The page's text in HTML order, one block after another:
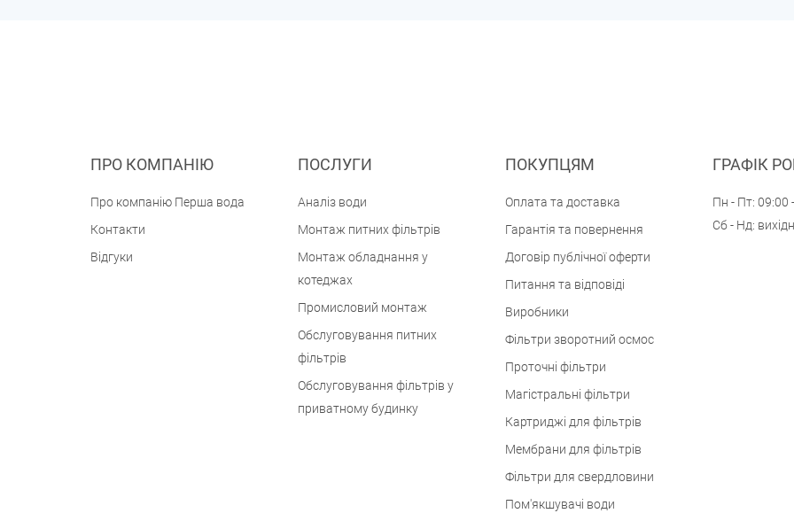
ПРО КОМПАНІЮ
Про компанію Перша вода
Контакти
Відгуки
ПОСЛУГИ
Аналіз води
Монтаж питних фільтрів
Монтаж обладнання у
котеджах
Промисловий монтаж
Обслуговування питних
фільтрів
Обслуговування фільтрів у
приватному будинку
ПОКУПЦЯМ
Оплата та доставка
Гарантія та повернення
Договір публічної оферти
Питання та відповіді
Виробники
Фільтри зворотний осмос
Проточні фільтри
Магістральні фільтри
Картриджі для фільтрів
Мембрани для фільтрів
Фільтри для свердловини
Пом'якшувачі води
ГРАФІК
Пн - Пт: 09:00
Сб - Нд: